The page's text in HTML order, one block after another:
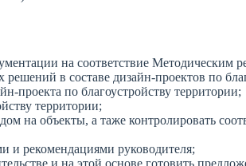
на соответствие Методическим
в составе дизайн-проектов по
проекта по благоустройству территории;
территории;
на объекты, а таже контролировать
и рекомендациями руководителя;